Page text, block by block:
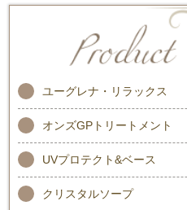
ユーグレナ・リラックス
オンズGPトリートメント
UVプロテクト&ベース
クリスタルソープ